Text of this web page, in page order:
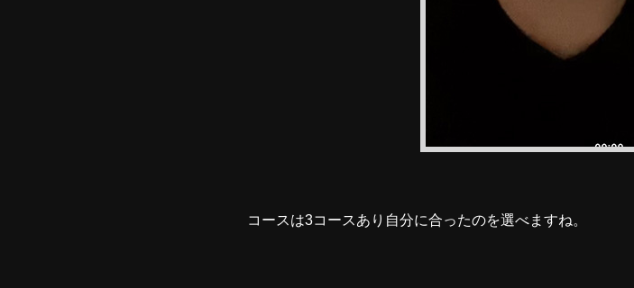
コースは3コースあり自分に合ったのを選べますね。